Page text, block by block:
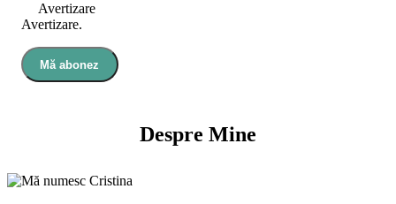
Avertizare
Avertizare.
Mă abonez
Despre Mine